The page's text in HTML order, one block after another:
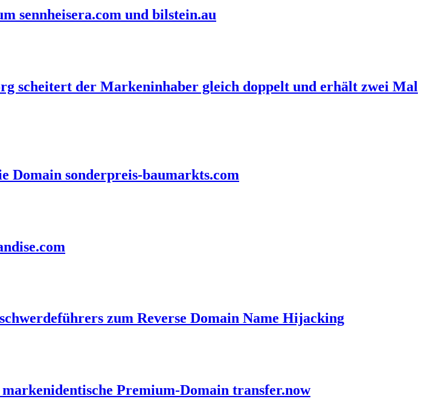
sennheisera.com und bilstein.au
scheitert der Markeninhaber gleich doppelt und erhält zwei Mal
Domain sonderpreis-baumarkts.com
zum Reverse Domain Name Hijacking
Premium-Domain transfer.now